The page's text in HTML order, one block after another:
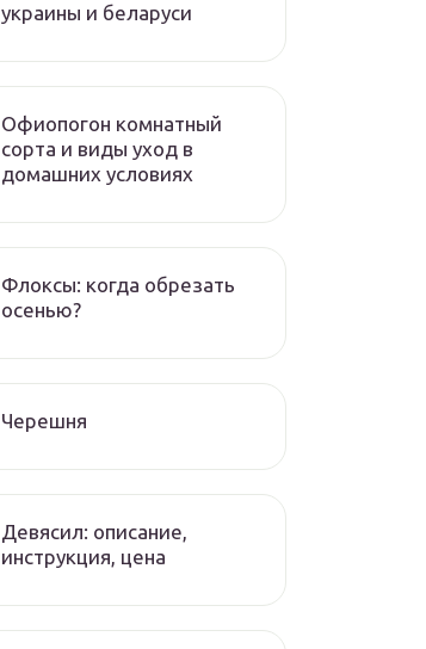
украины и беларуси
Офиопогон комнатный
сорта и виды уход в
домашних условиях
Флоксы: когда обрезать
осенью?
Черешня
Девясил: описание,
инструкция, цена